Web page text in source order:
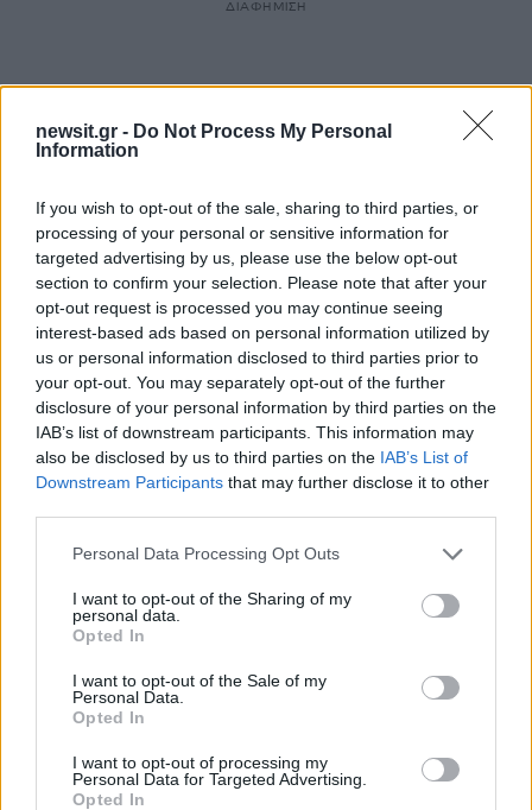
newsit.gr - Do Not Process My Personal
Information
If you wish to opt-out of the sale, sharing to third parties, or
processing of your personal or sensitive information for
targeted advertising by us, please use the below opt-out
section to confirm your selection. Please note that after your
opt-out request is processed you may continue seeing
interest-based ads based on personal information utilized by
us or personal information disclosed to third parties prior to
your opt-out. You may separately opt-out of the further
disclosure of your personal information by third parties on the
IAB’s list of downstream participants. This information may
also be disclosed by us to third parties on the IAB’s List of
Downstream Participants that may further disclose it to other
Please note that this website/app uses one or more Google
not limited to your visit or usage behaviour. You may click to
grant or deny consent to Google and its third-party tags to
use your data for below specified purposes in below Google
consent section.
Personal Data Processing Opt Outs
I want to opt-out of the Sharing of my
personal data.
Opted In
I want to opt-out of the Sale of my
Personal Data.
Opted In
I want to opt-out of processing my
Personal Data for Targeted Advertising.
Opted In
ΔΙΑΦΗΜΙΣΗ
Αν τα χάσατε
Ανησυχία από το ξέσπασμα
του ιού του Δυτικού Νείλου
με κρούσματα στην Αττική
- «Καμπανάκι» από τον
Ιατρικό Σύλλογο Αθηνών
για την προστασία της
δημόσιας υγείας
ασελγήσει σε
επιχείρησης